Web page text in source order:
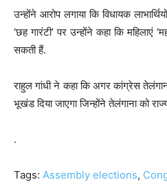
उन्होंने आरोप लगाया कि विधायक
‘छह गारंटी’ पर उन्होंने कहा कि
सकती हैं.
राहुल गांधी ने कहा कि अगर कांग्रेस
भूखंड दिया जाएगा जिन्होंने तेलंगाना को
.
Tags: Assembly elections,